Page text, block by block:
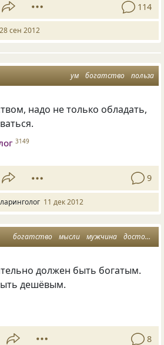
114
28 сен 2012
ум богатство польза
надо не только обладать,
3149
9
11 дек 2012
богатство мысли мужчина достоинство
должен быть богатым.
дешёвым.
8